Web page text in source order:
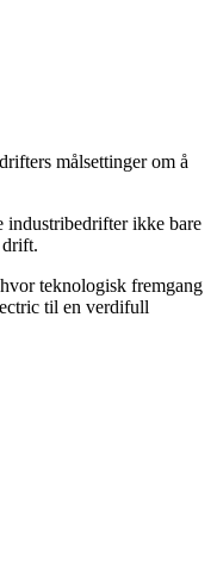
målsettinger om å
industribedrifter ikke bare
teknologisk fremgang
til en verdifull